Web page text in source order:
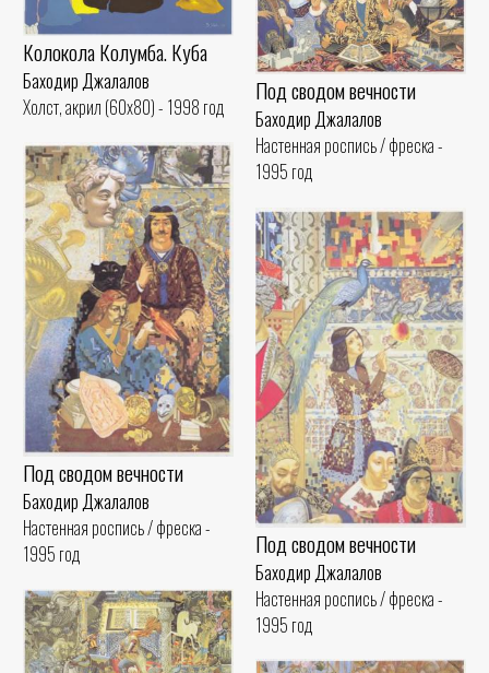
Колокола Колумба. Куба
Баходир Джалалов
Холст, акрил (60x80) - 1998 год
Под сводом вечности
Баходир Джалалов
Настенная роспись / фреска -
1995 год
Под сводом вечности
Баходир Джалалов
Настенная роспись / фреска -
1995 год
Под сводом вечности
Баходир Джалалов
Настенная роспись / фреска -
1995 год